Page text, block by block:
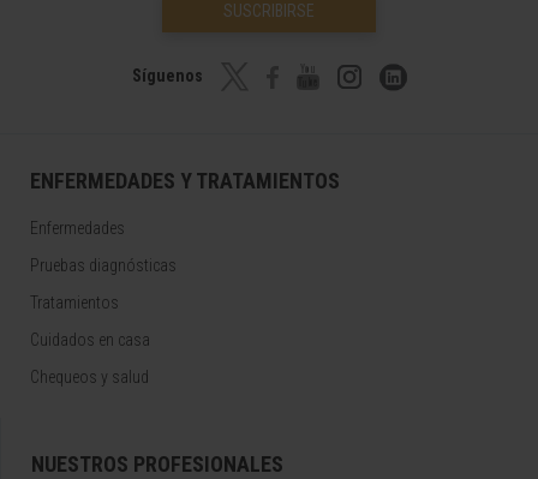
SUSCRIBIRSE
Síguenos
ENFERMEDADES Y TRATAMIENTOS
Enfermedades
Pruebas diagnósticas
Tratamientos
Cuidados en casa
Chequeos y salud
NUESTROS PROFESIONALES